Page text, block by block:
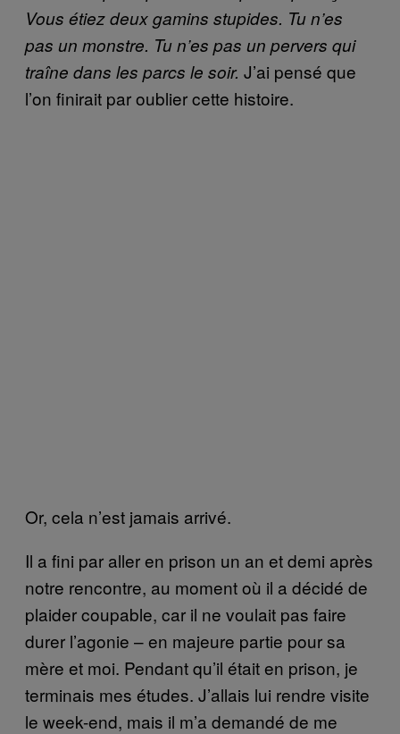
Vous étiez deux gamins stupides. Tu n’es
pas un monstre. Tu n’es pas un pervers qui
traîne dans les parcs le soir. J’ai pensé que
l’on finirait par oublier cette histoire.
Or, cela n’est jamais arrivé.
Il a fini par aller en prison un an et demi après
notre rencontre, au moment où il a décidé de
plaider coupable, car il ne voulait pas faire
durer l’agonie – en majeure partie pour sa
mère et moi. Pendant qu’il était en prison, je
terminais mes études. J’allais lui rendre visite
le week-end, mais il m’a demandé de me